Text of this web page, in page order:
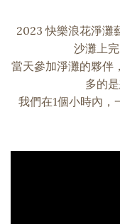
2023 快樂浪花淨灘
沙灘上
當天參加淨灘的夥伴
多的
我們在1個小時內，